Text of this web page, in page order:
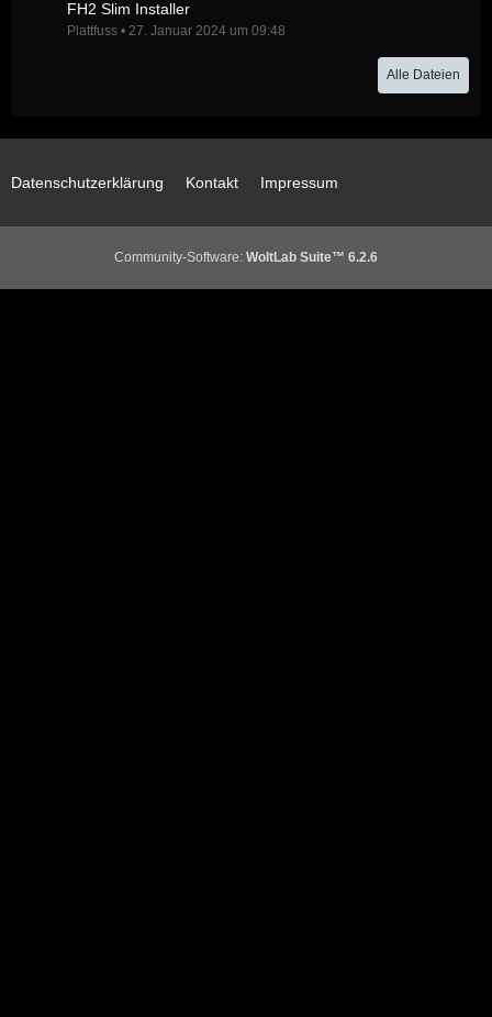
FH2 Slim Installer
Plattfuss 27. Januar 2024 um 09:48
Alle Dateien
Datenschutzerklärung Kontakt Impressum
Community-Software: WoltLab Suite™ 6.2.6